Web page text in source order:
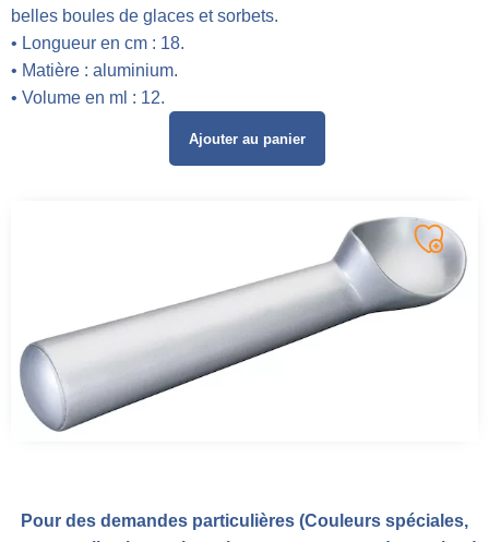
belles boules de glaces et sorbets.
• Longueur en cm : 18.
• Matière : aluminium.
• Volume en ml : 12.
Ajouter au panier
Pour des demandes particulières (Couleurs spéciales,